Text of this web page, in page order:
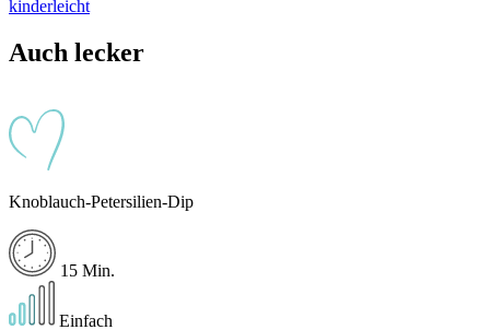
kinderleicht
Auch lecker
Knoblauch-Petersilien-Dip
15 Min.
Einfach